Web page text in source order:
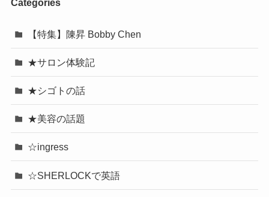
Categories
【特集】陳昇 Bobby Chen
★サロン体験記
★シゴトの話
★美容の話題
☆ingress
☆SHERLOCKで英語